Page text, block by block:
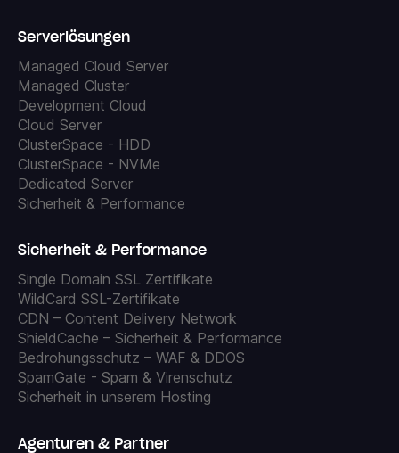
Serverlösungen
Managed Cloud Server
Managed Cluster
Development Cloud
Cloud Server
ClusterSpace - HDD
ClusterSpace - NVMe
Dedicated Server
Sicherheit & Performance
Sicherheit & Performance
Single Domain SSL Zertifikate
WildCard SSL-Zertifikate
CDN – Content Delivery Network
ShieldCache – Sicherheit & Performance
Bedrohungsschutz – WAF & DDOS
SpamGate - Spam & Virenschutz
Sicherheit in unserem Hosting
Agenturen & Partner